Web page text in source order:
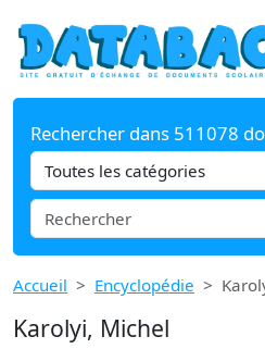
Rechercher dans 511078
Accueil Encyclopédie
Karolyi, Michel